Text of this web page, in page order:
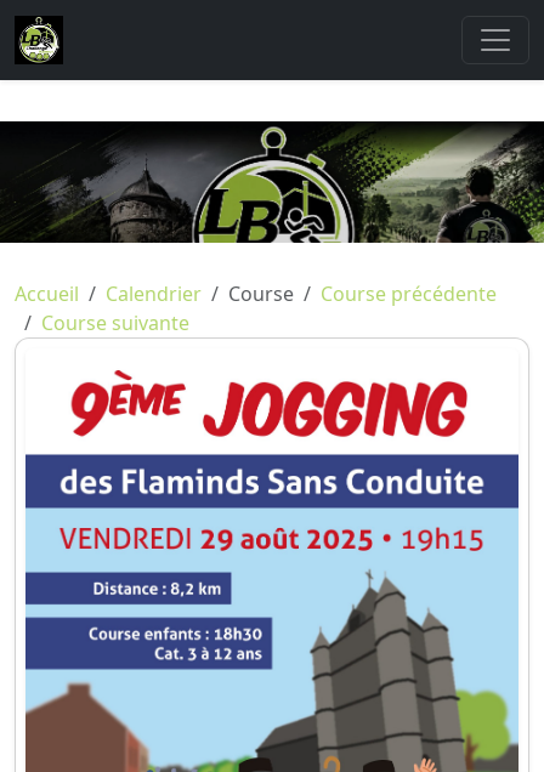
Accueil Calendrier Course
Course précédente
Course suivante